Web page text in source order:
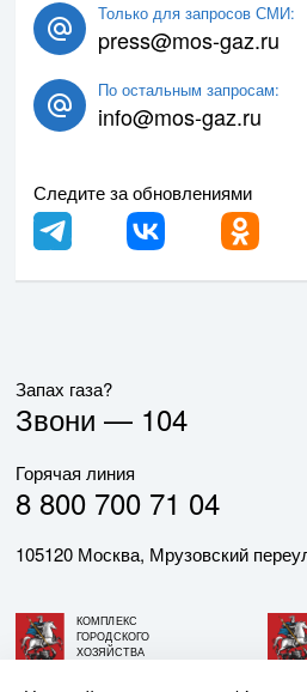
Только для запросов СМИ:
press@mos-gaz.ru
По остальным запросам:
info@mos-gaz.ru
Следите за обновлениями
Запах газа?
Звони — 104
Горячая линия
8 800 700 71 04
105120 Москва, Мрузовский
КОМПЛЕКС
ГОРОДСКОГО
ХОЗЯЙСТВА